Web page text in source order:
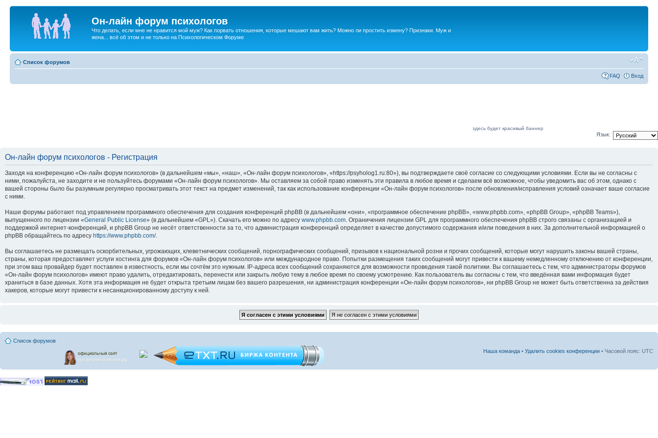
Он-лайн форум психологов
Что делать, если мне не нравится мой муж? Как порвать отношения, которые мешают вам жить? Можно ли простить измену? Признаки. Муж и
жена... всё об этом и не только на Психологическом Форуме
Список форумов
FAQ Вход
здесь будет красивый баннер
Язык:
Он-лайн форум психологов - Регистрация
Заходя на конференцию «Он-лайн форум психологов» (в дальнейшем «мы», «наш», «Он-лайн форум психологов», «https://psyholog1.ru:80»), вы подтверждаете своё согласие со следующими условиями. Если вы не согласны с
ними, пожалуйста, не заходите и не пользуйтесь форумами «Он-лайн форум психологов». Мы оставляем за собой право изменять эти правила в любое время и сделаем всё возможное, чтобы уведомить вас об этом, однако с
вашей стороны было бы разумным регулярно просматривать этот текст на предмет изменений, так как использование конференции «Он-лайн форум психологов» после обновления/исправления условий означает ваше согласие
с ними.
Наши форумы работают под управлением программного обеспечения для создания конференций phpBB (в дальнейшем «они», «программное обеспечение phpBB», «www.phpbb.com», «phpBB Group», «phpBB Teams»),
выпущенного по лицензии «General Public License» (в дальнейшем «GPL»). Скачать его можно по адресу www.phpbb.com. Ограничения лицензии GPL для программного обеспечения phpBB строго связаны с организацией и
поддержкой интернет-конференций, и phpBB Group не несёт ответственности за то, что администрация конференций определяет в качестве допустимого содержания и/или поведения в них. За дополнительной информацией о
phpBB обращайтесь по адресу https://www.phpbb.com/.
Вы соглашаетесь не размещать оскорбительных, угрожающих, клеветнических сообщений, порнографических сообщений, призывов к национальной розни и прочих сообщений, которые могут нарушить законы вашей страны,
страны, которая предоставляет услуги хостинга для форумов «Он-лайн форум психологов» или международное право. Попытки размещения таких сообщений могут привести к вашему немедленному отключению от конференции,
при этом ваш провайдер будет поставлен в известность, если мы сочтём это нужным. IP-адреса всех сообщений сохраняются для возможности проведения такой политики. Вы соглашаетесь с тем, что администраторы форумов
«Он-лайн форум психологов» имеют право удалить, отредактировать, перенести или закрыть любую тему в любое время по своему усмотрению. Как пользователь вы согласны с тем, что введённая вами информация будет
храниться в базе данных. Хотя эта информация не будет открыта третьим лицам без вашего разрешения, ни администрация конференции «Он-лайн форум психологов», ни phpBB Group не может быть ответственна за действия
хакеров, которые могут привести к несанкционированному доступу к ней.
Список форумов
Наша команда • Удалить cookies конференции • Часовой пояс: UTC